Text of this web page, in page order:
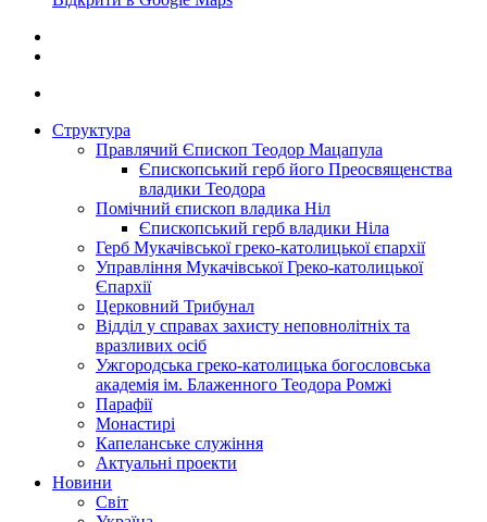
Структура
Правлячий Єпископ Теодор Мацапула
Єпископський герб його Преосвященства
владики Теодора
Помічний єпископ владика Ніл
Єпископський герб владики Ніла
Герб Мукачівської греко-католицької єпархії
Управління Мукачівської Греко-католицької
Єпархії
Церковний Трибунал
Відділ у справах захисту неповнолітніх та
вразливих осіб
Ужгородська греко-католицька богословська
академія ім. Блаженного Теодора Ромжі
Парафії
Монастирі
Капеланське служіння
Актуальні проекти
Новини
Світ